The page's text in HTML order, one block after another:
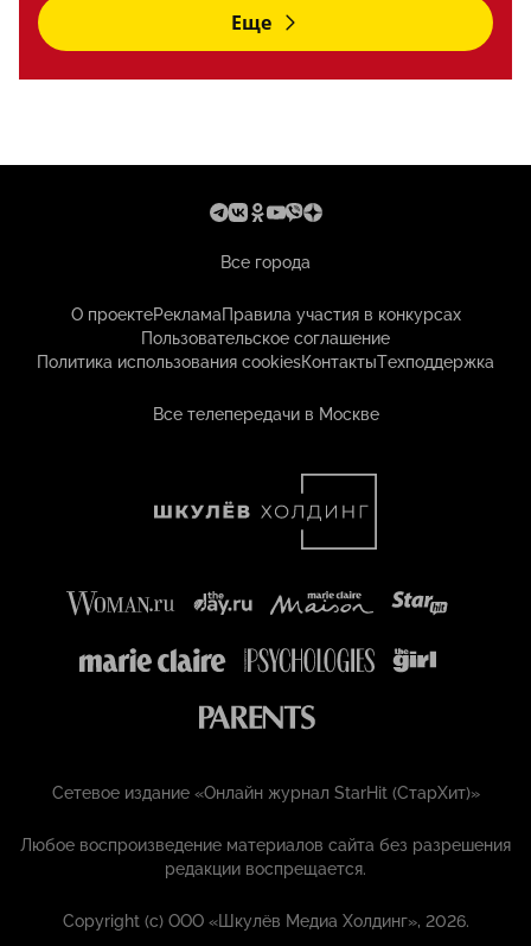
Еще
Все города
О проектеРекламаПравила участия в конкурсах
Пользовательское соглашение
Политика использования cookiesКонтактыТехподдержка
Все телепередачи в Москве
Сетевое издание «Онлайн журнал StarHit (СтарХит)»
Любое воспроизведение материалов сайта без разрешения
редакции воспрещается.
Copyright (с) ООО «Шкулёв Медиа Холдинг», 2026.